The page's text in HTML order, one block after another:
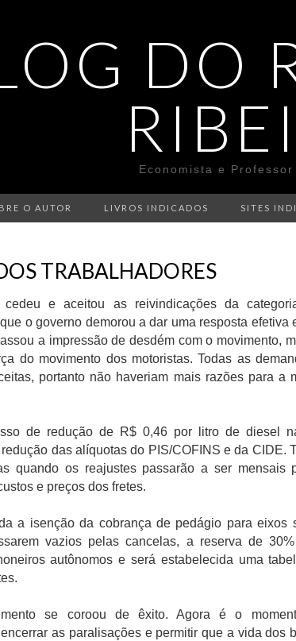
DO
Economista e
O AUTOR LIVROS INDICADOS SITES
TRABALHADORES
cedeu e aceitou as reivindicações da
o governo demorou a dar uma resposta efetiva
a impressão de desdém com o movimento,
do movimento dos motoristas. Todas as
portanto não haveriam mais razões para a
de redução de R$ 0,46 por litro de diesel
das alíquotas do PIS/COFINS e da CIDE.
quando os reajustes passarão a ser mensais
e preços dos fretes.
a isenção da cobrança de pedágio para eixos
vazios pelas cancelas, a reserva de
autônomos e será estabelecida uma
se coroou de êxito. Agora é o
as paralisações e permitir que a vida dos